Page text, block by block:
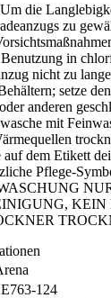
die
zu
in
nicht zu
setze
anderen
mit
auf dem Etikett
Pflege-
124